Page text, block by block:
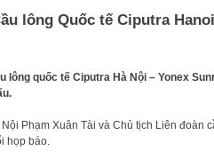
lông Quốc tế Ciputra
lông quốc tế Ciputra Hà Nội – Yonex
Phạm Xuân Tài và Chủ tịch Liên đoàn
họp báo.